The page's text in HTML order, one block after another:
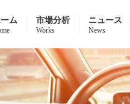
ム 市場分析
Works
ニュース
News